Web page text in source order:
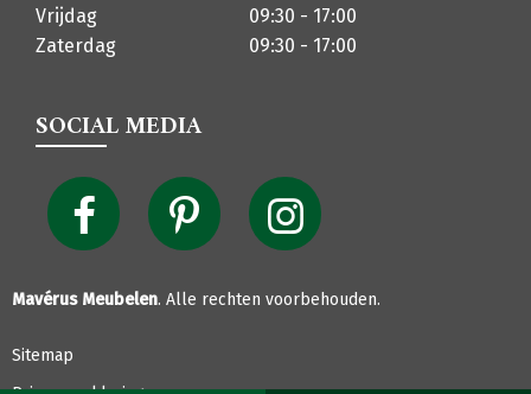
Vrijdag
09:30 - 17:00
Zaterdag
09:30 - 17:00
SOCIAL MEDIA
Mavérus Meubelen. Alle rechten voorbehouden.
Sitemap